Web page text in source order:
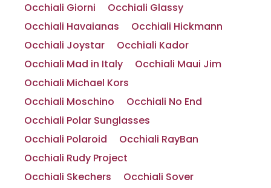
Occhiali Giorni
Occhiali Glassy
Occhiali Havaianas
Occhiali Hickmann
Occhiali Joystar
Occhiali Kador
Occhiali Mad in Italy
Occhiali Maui Jim
Occhiali Michael Kors
Occhiali Moschino
Occhiali No End
Occhiali Polar Sunglasses
Occhiali Polaroid
Occhiali RayBan
Occhiali Rudy Project
Occhiali Skechers
Occhiali Sover